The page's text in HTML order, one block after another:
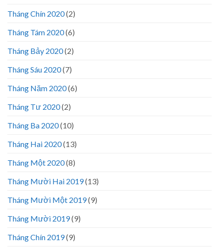
Tháng Chín 2020(2)
Tháng Tám 2020(6)
Tháng Bảy 2020(2)
Tháng Sáu 2020(7)
Tháng Năm 2020(6)
Tháng Tư 2020(2)
Tháng Ba 2020(10)
Tháng Hai 2020(13)
Tháng Một 2020(8)
Tháng Mười Hai 2019(13)
Tháng Mười Một 2019(9)
Tháng Mười 2019(9)
Tháng Chín 2019(9)